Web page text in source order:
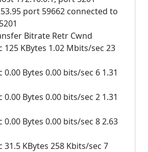
port 59662 connected to
Bitrate Retr Cwnd
125 KBytes 1.02 Mbits/sec 23
0.00 Bytes 0.00 bits/sec 6 1.31
0.00 Bytes 0.00 bits/sec 2 1.31
0.00 Bytes 0.00 bits/sec 8 2.63
31.5 KBytes 258 Kbits/sec 7